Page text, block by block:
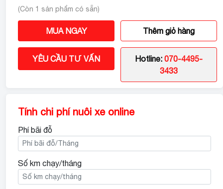
(Còn 1 sản phẩm có sẵn)
MUA NGAY Thêm giỏ hàng
YÊU CẦU TƯ VẤN Hotline: 070-4495-
3433
Tính chi phí nuôi xe online
Phí bãi đỗ
Số km chạy/tháng